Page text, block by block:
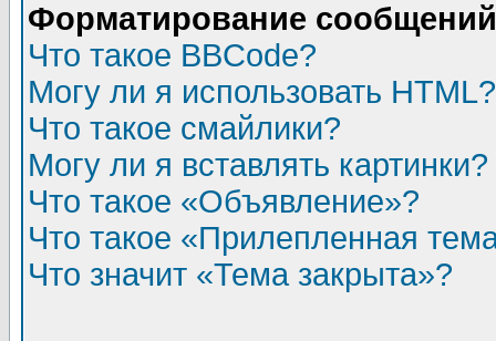
Форматирование
Что такое BBCode?
Могу ли я использовать HTML?
Что такое смайлики?
Могу ли я вставлять картинки?
Что такое «Объявление»?
Что такое «Прилепленная
Что значит «Тема закрыта»?